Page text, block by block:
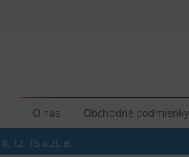
O nás Obchodné podmienky
12, 15 a 20 d.